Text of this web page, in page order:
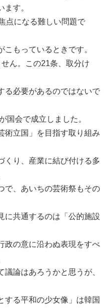
す。
点になる難しい問題で
もっているときです。
ん。この21条、取分け
る必要があるのではないで
国会で成立しました。
術立国」を目指す取り組み
くり、産業に結び付ける多
で、あいちの芸術祭もその
に共通するのは「公的施設
政の意に沿わぬ表現をすべ
議論はあろうかと思うが、
する平和の少女像」は韓国